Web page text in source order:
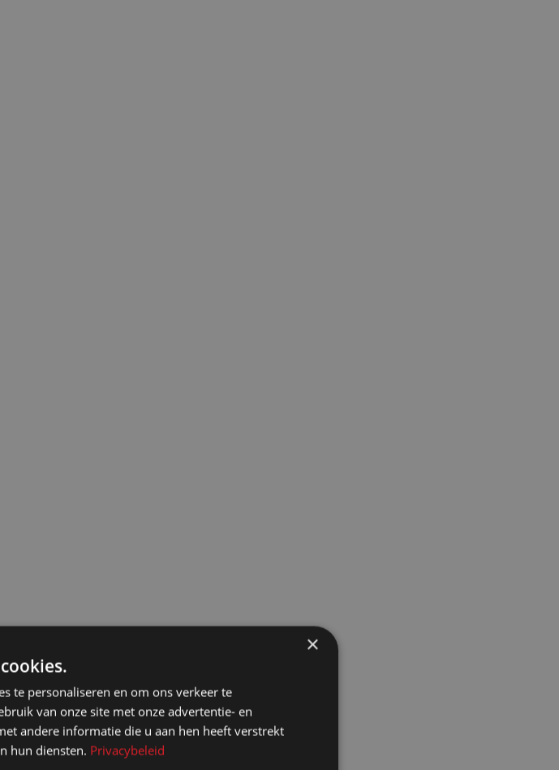
×
te personaliseren en om ons verkeer te
van onze site met onze advertentie- en
andere informatie die u aan hen heeft verstrekt
hun diensten. Privacybeleid